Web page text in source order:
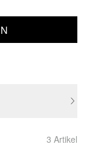
3 Artikel